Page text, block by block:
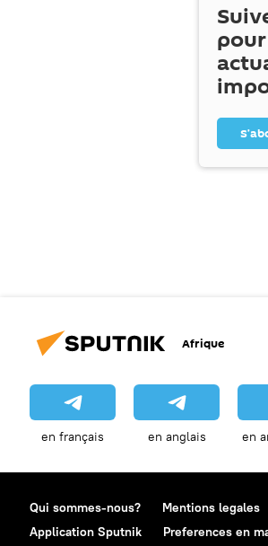
Afrique
en français en anglais en
Qui sommes-nous? Mentions legales
Application Sputnik
Preferences en